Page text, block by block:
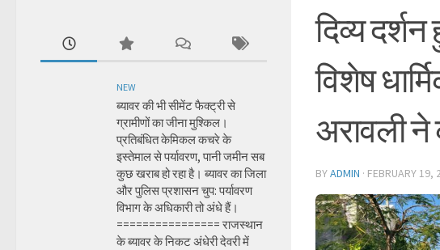
दिव्य
विशेष
अरावली ने
BYADMIN · FEBRUARY 19,
NEW
ब्यावर की भी सीमेंट फैक्ट्री से
ग्रामीणों का जीना मुश्किल।
प्रतिबंधित केमिकल कचरे के
इस्तेमाल से पर्यावरण, पानी जमीन सब
कुछ खराब हो रहा है। ब्यावर का जिला
और पुलिस प्रशासन चुप: पर्यावरण
विभाग के अधिकारी तो अंधे हैं।
================ राजस्थान
के ब्यावर के निकट अंधेरी देवरी में